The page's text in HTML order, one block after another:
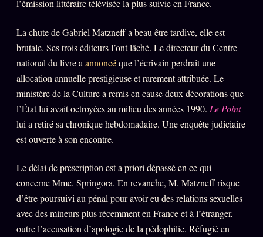
l’émission littéraire télévisée la plus suivie en France.
La chute de Gabriel Matzneff a beau être tardive, elle est
brutale. Ses trois éditeurs l’ont lâché. Le directeur du Centre
national du livre a annoncéque l’écrivain perdrait une
allocation annuelle prestigieuse et rarement attribuée. Le
ministère de la Culture a remis en cause deux décorations que
l’État lui avait octroyées au milieu des années 1990. Le Point
lui a retiré sa chronique hebdomadaire. Une enquête judiciaire
est ouverte à son encontre.
Le délai de prescription est a priori dépassé en ce qui
concerne Mme. Springora. En revanche, M. Matzneff risque
d’être poursuivi au pénal pour avoir eu des relations sexuelles
avec des mineurs plus récemment en France et à l’étranger,
outre l’accusation d’apologie de la pédophilie. Réfugié en